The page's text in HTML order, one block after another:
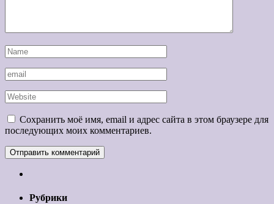
Сохранить моё имя, email и адрес сайта в этом браузере для
последующих моих комментариев.
Рубрики